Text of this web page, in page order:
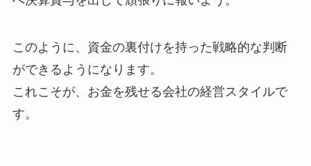
このように、資金の裏付けを持った戦略的な判断
ができるようになります。
これこそが、お金を残せる会社の経営スタイルで
す。